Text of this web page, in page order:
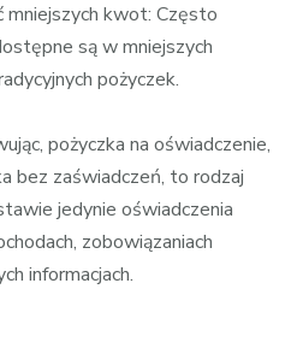
mniejszych kwot: Często
są w mniejszych
pożyczek.
pożyczka na oświadczenie,
bez zaświadczeń, to rodzaj
jedynie oświadczenia
zobowiązaniach
informacjach.